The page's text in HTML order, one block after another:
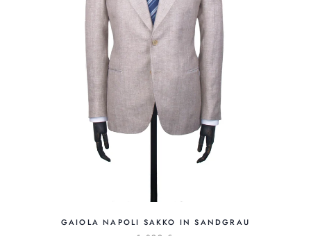
GAIOLA NAPOLI SAKKO IN SANDGRAU